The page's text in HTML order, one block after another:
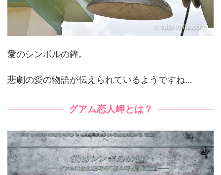
愛のシンボルの鐘。
悲劇の愛の物語が伝えられているようですね…
グアム恋人岬とは？